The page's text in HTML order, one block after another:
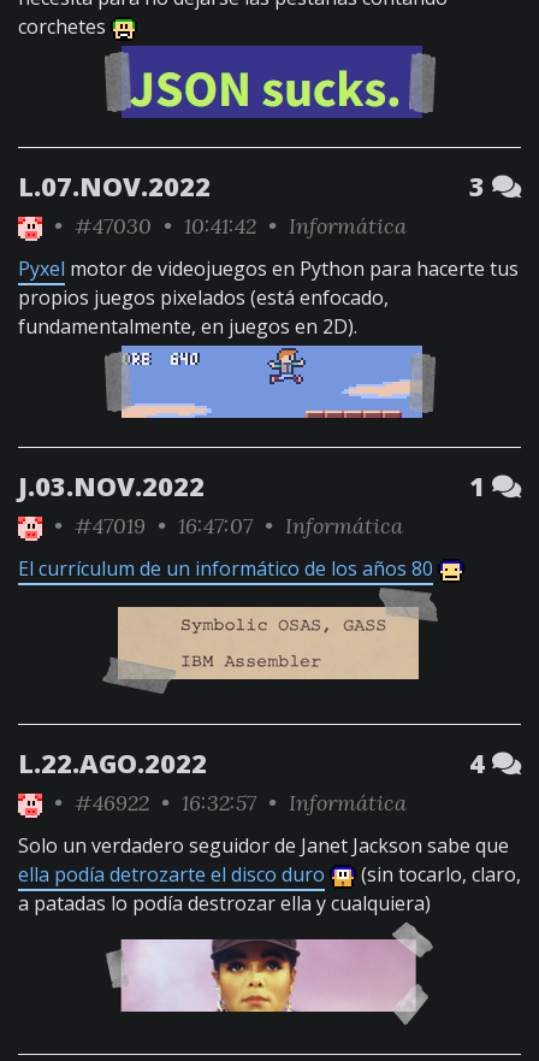
corchetes
L.07.NOV.2022 3
• #47030 • 10:41:42 • Informática
Pyxel motor de videojuegos en Python para hacerte tus
propios juegos pixelados (está enfocado,
fundamentalmente, en juegos en 2D).
J.03.NOV.2022 1
• #47019 • 16:47:07 • Informática
El currículum de un informático de los años 80
L.22.AGO.2022 4
• #46922 • 16:32:57 • Informática
Solo un verdadero seguidor de Janet Jackson sabe que
ella podía detrozarte el disco duro
(sin tocarlo, claro,
a patadas lo podía destrozar ella y cualquiera)